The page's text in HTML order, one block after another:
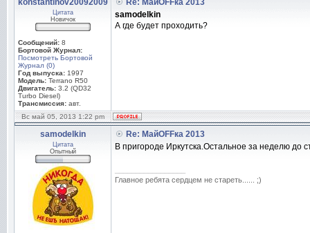
konstantinov20092009
Цитата
Новичок
Сообщений: 8
Бортовой Журнал:
Посмотреть Бортовой
Журнал (0)
Год выпуска: 1997
Модель: Terrano R50
Двигатель: 3.2 (QD32
Turbo Diesel)
Трансмиссия: авт.
Re: МайOFFка 2013
samodelkin
А где будет проходить?
Вс май 05, 2013 1:22 pm
samodelkin
Цитата
Опытный
Re: МайOFFка 2013
В пригороде Иркутска.Остальное за неделю до
Главное ребята сердцем не стареть...... ;)